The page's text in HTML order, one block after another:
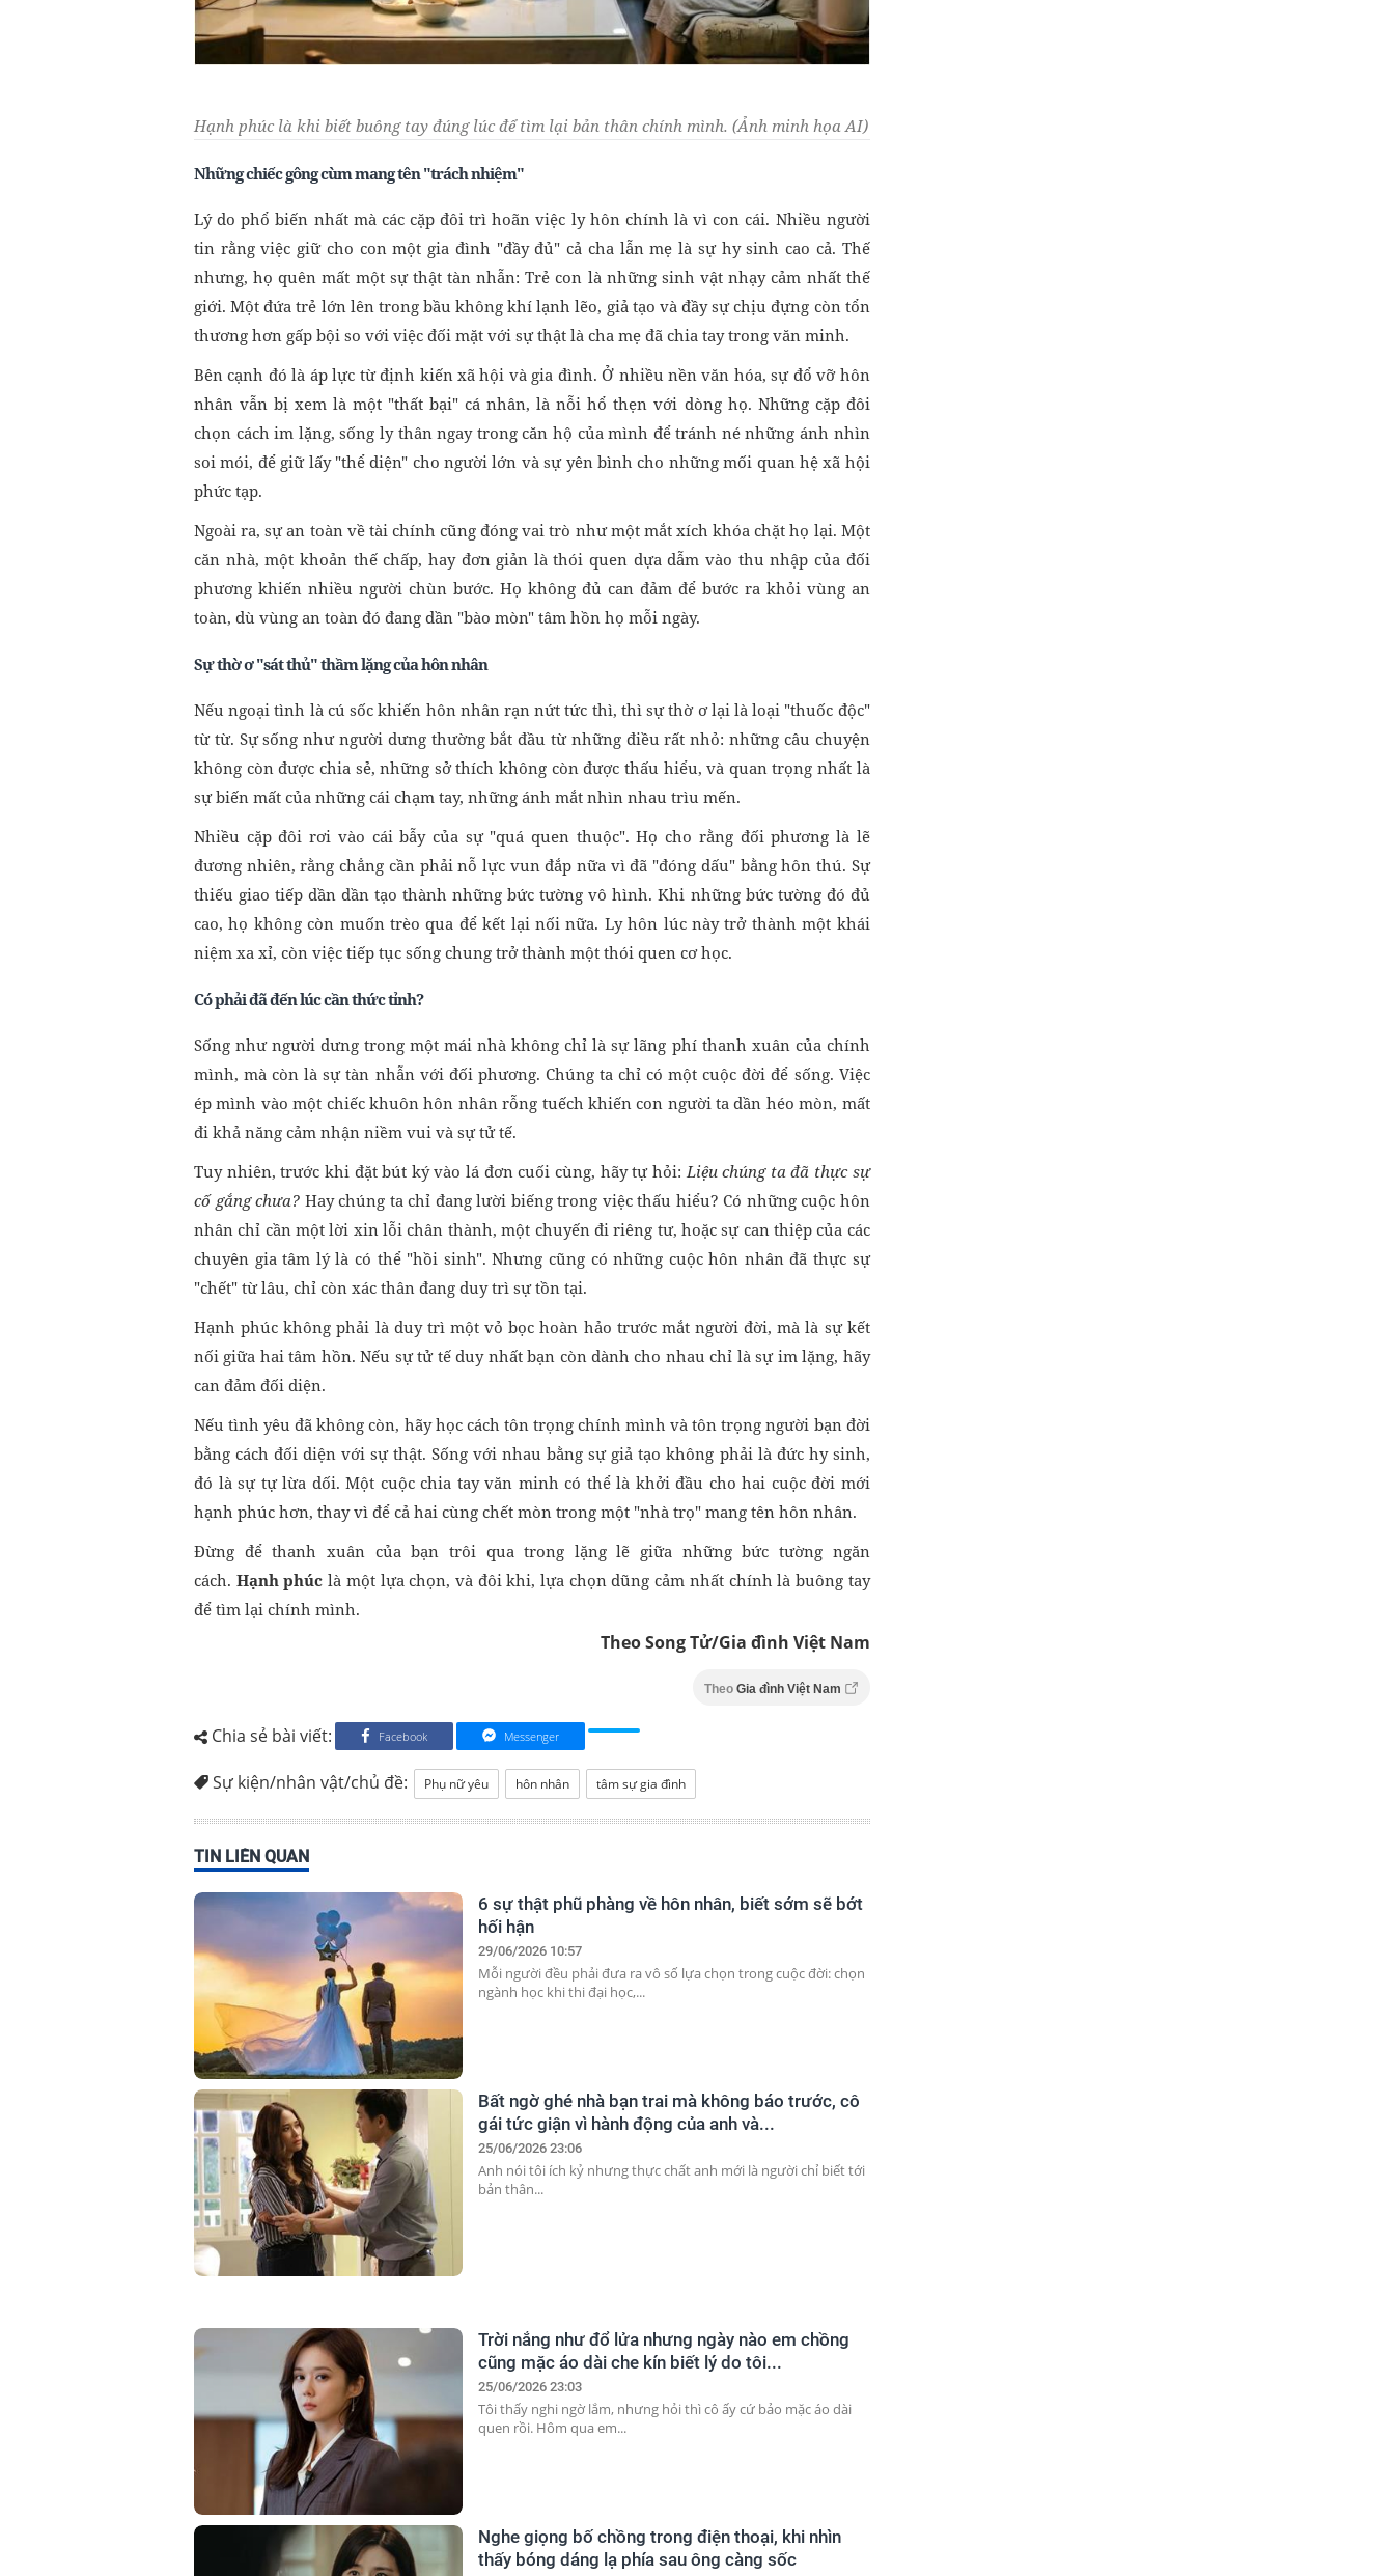
Hạnh phúc là khi biết buông tay đúng lúc để tìm lại bản thân chính mình. (Ảnh minh họa AI)
Những chiếc gông cùm mang tên "trách nhiệm"
Lý do phổ biến nhất mà các cặp đôi trì hoãn việc ly hôn chính là vì con cái. Nhiều người
tin rằng việc giữ cho con một gia đình "đầy đủ" cả cha lẫn mẹ là sự hy sinh cao cả. Thế
nhưng, họ quên mất một sự thật tàn nhẫn: Trẻ con là những sinh vật nhạy cảm nhất thế
giới. Một đứa trẻ lớn lên trong bầu không khí lạnh lẽo, giả tạo và đầy sự chịu đựng còn tổn
thương hơn gấp bội so với việc đối mặt với sự thật là cha mẹ đã chia tay trong văn minh.
Bên cạnh đó là áp lực từ định kiến xã hội và gia đình. Ở nhiều nền văn hóa, sự đổ vỡ hôn
nhân vẫn bị xem là một "thất bại" cá nhân, là nỗi hổ thẹn với dòng họ. Những cặp đôi
chọn cách im lặng, sống ly thân ngay trong căn hộ của mình để tránh né những ánh nhìn
soi mói, để giữ lấy "thể diện" cho người lớn và sự yên bình cho những mối quan hệ xã hội
phức tạp.
Ngoài ra, sự an toàn về tài chính cũng đóng vai trò như một mắt xích khóa chặt họ lại. Một
căn nhà, một khoản thế chấp, hay đơn giản là thói quen dựa dẫm vào thu nhập của đối
phương khiến nhiều người chùn bước. Họ không đủ can đảm để bước ra khỏi vùng an
toàn, dù vùng an toàn đó đang dần "bào mòn" tâm hồn họ mỗi ngày.
Sự thờ ơ "sát thủ" thầm lặng của hôn nhân
Nếu ngoại tình là cú sốc khiến hôn nhân rạn nứt tức thì, thì sự thờ ơ lại là loại "thuốc độc"
từ từ. Sự sống như người dưng thường bắt đầu từ những điều rất nhỏ: những câu chuyện
không còn được chia sẻ, những sở thích không còn được thấu hiểu, và quan trọng nhất là
sự biến mất của những cái chạm tay, những ánh mắt nhìn nhau trìu mến.
Nhiều cặp đôi rơi vào cái bẫy của sự "quá quen thuộc". Họ cho rằng đối phương là lẽ
đương nhiên, rằng chẳng cần phải nỗ lực vun đắp nữa vì đã "đóng dấu" bằng hôn thú. Sự
thiếu giao tiếp dần dần tạo thành những bức tường vô hình. Khi những bức tường đó đủ
cao, họ không còn muốn trèo qua để kết lại nối nữa. Ly hôn lúc này trở thành một khái
niệm xa xỉ, còn việc tiếp tục sống chung trở thành một thói quen cơ học.
Có phải đã đến lúc cần thức tỉnh?
Sống như người dưng trong một mái nhà không chỉ là sự lãng phí thanh xuân của chính
mình, mà còn là sự tàn nhẫn với đối phương. Chúng ta chỉ có một cuộc đời để sống. Việc
ép mình vào một chiếc khuôn hôn nhân rỗng tuếch khiến con người ta dần héo mòn, mất
đi khả năng cảm nhận niềm vui và sự tử tế.
Tuy nhiên, trước khi đặt bút ký vào lá đơn cuối cùng, hãy tự hỏi: Liệu chúng ta đã thực sự
cố gắng chưa? Hay chúng ta chỉ đang lười biếng trong việc thấu hiểu? Có những cuộc hôn
nhân chỉ cần một lời xin lỗi chân thành, một chuyến đi riêng tư, hoặc sự can thiệp của các
chuyên gia tâm lý là có thể "hồi sinh". Nhưng cũng có những cuộc hôn nhân đã thực sự
"chết" từ lâu, chỉ còn xác thân đang duy trì sự tồn tại.
Hạnh phúc không phải là duy trì một vỏ bọc hoàn hảo trước mắt người đời, mà là sự kết
nối giữa hai tâm hồn. Nếu sự tử tế duy nhất bạn còn dành cho nhau chỉ là sự im lặng, hãy
can đảm đối diện.
Nếu tình yêu đã không còn, hãy học cách tôn trọng chính mình và tôn trọng người bạn đời
bằng cách đối diện với sự thật. Sống với nhau bằng sự giả tạo không phải là đức hy sinh,
đó là sự tự lừa dối. Một cuộc chia tay văn minh có thể là khởi đầu cho hai cuộc đời mới
hạnh phúc hơn, thay vì để cả hai cùng chết mòn trong một "nhà trọ" mang tên hôn nhân.
Đừng để thanh xuân của bạn trôi qua trong lặng lẽ giữa những bức tường ngăn
cách. Hạnh phúclà một lựa chọn, và đôi khi, lựa chọn dũng cảm nhất chính là buông tay
để tìm lại chính mình.
Theo Song Tử/Gia đình Việt Nam
Theo Gia đình Việt Nam
Chia sẻ bài viết: Facebook Messenger
Sự kiện/nhân vật/chủ đề: Phụ nữ yêu hôn nhân tâm sự gia đình
TIN LIÊN QUAN
6 sự thật phũ phàng về hôn nhân, biết sớm sẽ bớt
hối hận
29/06/2026 10:57
Mỗi người đều phải đưa ra vô số lựa chọn trong cuộc đời: chọn
ngành học khi thi đại học,...
Bất ngờ ghé nhà bạn trai mà không báo trước, cô
gái tức giận vì hành động của anh và...
25/06/2026 23:06
Anh nói tôi ích kỷ nhưng thực chất anh mới là người chỉ biết tới
bản thân...
Trời nắng như đổ lửa nhưng ngày nào em chồng
cũng mặc áo dài che kín biết lý do tôi...
25/06/2026 23:03
Tôi thấy nghi ngờ lắm, nhưng hỏi thì cô ấy cứ bảo mặc áo dài
quen rồi. Hôm qua em...
Nghe giọng bố chồng trong điện thoại, khi nhìn
thấy bóng dáng lạ phía sau ông càng sốc